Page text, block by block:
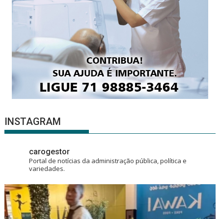
INSTAGRAM
carogestor
Portal de notícias da administração pública, política e
variedades.